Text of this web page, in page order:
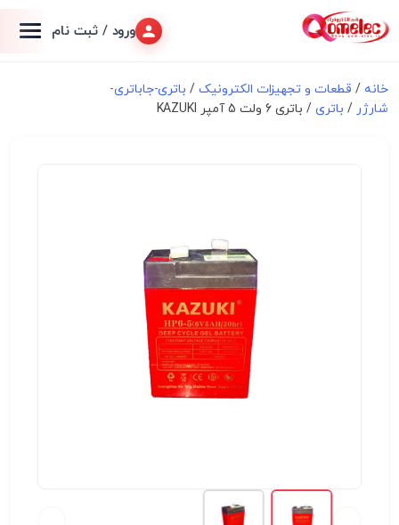
ورود / ثبت نام
خانه / قطعات و تجهیزات الکترونیک/ باتری-جاباتری-
شارژر / باتری/ باتری 6 ولت 5 آمپر KAZUKI